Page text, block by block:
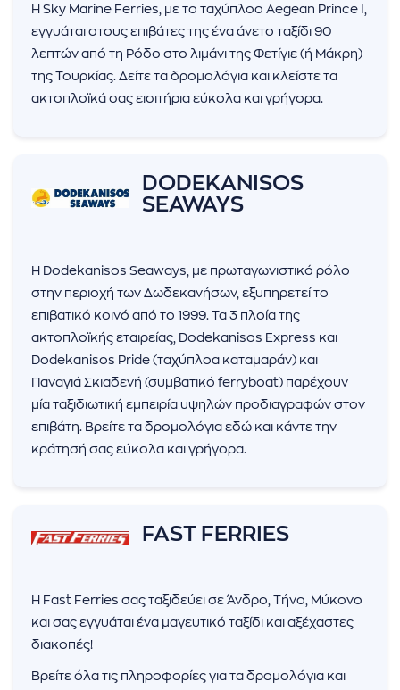
Η Sky Marine Ferries, με το ταχύπλοο Aegean Prince I,
εγγυάται στους επιβάτες της ένα άνετο ταξίδι 90
λεπτών από τη Ρόδο στο λιμάνι της Φετίγιε (ή Μάκρη)
της Τουρκίας. Δείτε τα δρομολόγια και κλείστε τα
ακτοπλοϊκά σας εισιτήρια εύκολα και γρήγορα.
DODEKANISOS
SEAWAYS
Η Dodekanisos Seaways, με πρωταγωνιστικό ρόλο
στην περιοχή των Δωδεκανήσων, εξυπηρετεί το
επιβατικό κοινό από το 1999. Τα 3 πλοία της
ακτοπλοϊκής εταιρείας, Dodekanisos Express και
Dodekanisos Pride (ταχύπλοα καταμαράν) και
Παναγιά Σκιαδενή (συμβατικό ferryboat) παρέχουν
μία ταξιδιωτική εμπειρία υψηλών προδιαγραφών στον
επιβάτη. Βρείτε τα δρομολόγια εδώ και κάντε την
κράτησή σας εύκολα και γρήγορα.
FAST FERRIES
Η Fast Ferries σας ταξιδεύει σε Άνδρο, Τήνο, Μύκονο
και σας εγγυάται ένα μαγευτικό ταξίδι και αξέχαστες
διακοπές!
Βρείτε όλα τις πληροφορίες για τα δρομολόγια και